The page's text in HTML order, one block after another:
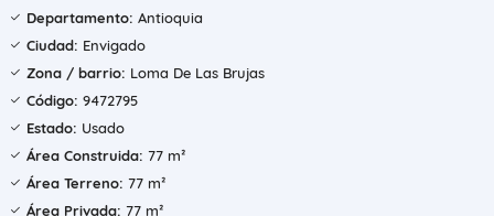
Departamento: Antioquia
Ciudad: Envigado
Zona / barrio: Loma De Las Brujas
Código: 9472795
Estado: Usado
Área Construida: 77 m²
Área Terreno: 77 m²
Área Privada: 77 m²